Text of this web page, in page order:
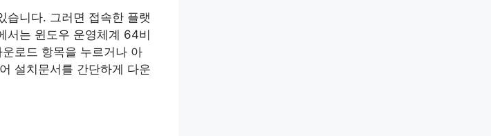
습니다. 그러면 접속한 플랫
서는 윈도우 운영체계 64비
로드 항목을 누르거나 아
설치문서를 간단하게 다운